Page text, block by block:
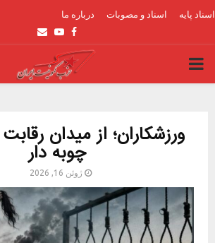
اسناد پایه اسناد و مصوبات درباره ما
Facebook
Youtube
Email
PRIMARY
ورزشکاران؛ از میدان
چوبه دار
ژوئن 16, 2026